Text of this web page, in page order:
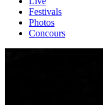
Festivals
Photos
Concours